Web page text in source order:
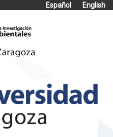
Español
English